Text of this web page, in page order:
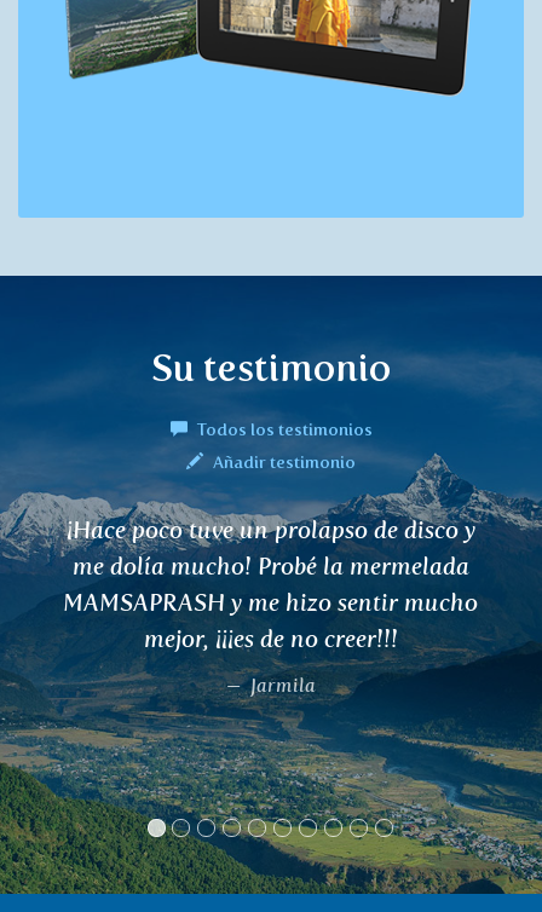
Su testimonio
Todos los testimonios
Añadir testimonio
de disco y
la mermelada
sentir mucho
creer!!!
Les encargo
perfumados
aroma muy agradable
nuestros familiares y
gustado. Gracias
rápida, incluso
periodo